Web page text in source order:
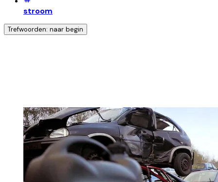
stroom
Trefwoorden: naar begin